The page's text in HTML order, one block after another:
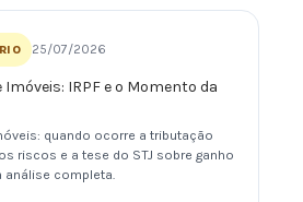
25/07/2026
IRPF e o Momento da
quando ocorre a tributação
riscos e a tese do STJ sobre ganho
análise completa.